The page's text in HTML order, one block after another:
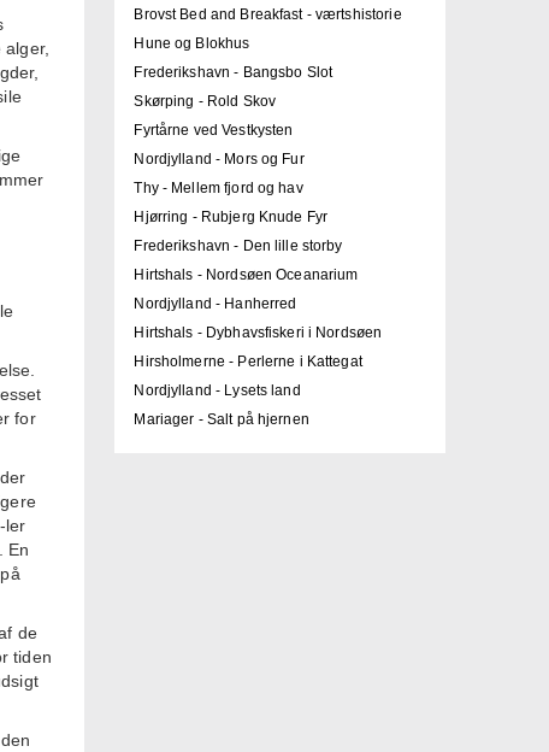
for
ler
En
de
tiden
Brovst Bed and Breakfast - værtshistorie
Hune og Blokhus
Frederikshavn - Bangsbo Slot
Skørping - Rold Skov
Fyrtårne ved Vestkysten
Nordjylland - Mors og Fur
Thy - Mellem fjord og hav
Hjørring - Rubjerg Knude Fyr
Frederikshavn - Den lille storby
Hirtshals - Nordsøen Oceanarium
Nordjylland - Hanherred
Hirtshals - Dybhavsfiskeri i Nordsøen
Hirsholmerne - Perlerne i Kattegat
Nordjylland - Lysets land
Mariager - Salt på hjernen